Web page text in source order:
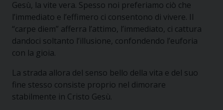
Gesù, la vite vera. Spesso noi preferiamo ciò che
l’immediato e l’effimero ci consentono di vivere. Il
“carpe diem” afferra l’attimo, l’immediato, ci cattura
dandoci soltanto l’illusione, confondendo l’euforia
con la gioia.
La strada allora del senso bello della vita e del suo
fine stesso consiste proprio nel dimorare
stabilmente in Cristo Gesù.